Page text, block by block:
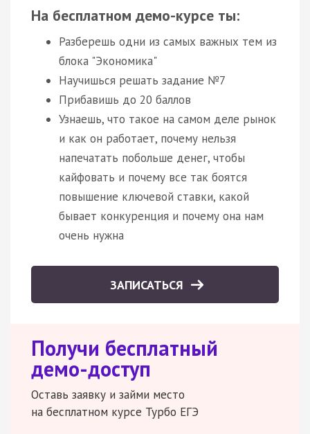
На бесплатном демо-курсе ты:
Разберешь одни из самых важных тем из
блока "Экономика"
Научишься решать задание №7
Прибавишь до 20 баллов
Узнаешь, что такое на самом деле рынок
и как он работает, почему нельзя
напечатать побольше денег, чтобы
кайфовать и почему все так боятся
повышение ключевой ставки, какой
бывает конкуренция и почему она нам
очень нужна
ЗАПИСАТЬСЯ
Получи бесплатный
демо-доступ
Оставь заявку и займи место
на бесплатном курсе Турбо ЕГЭ